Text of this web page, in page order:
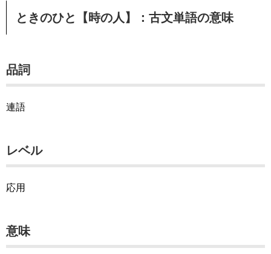
ときのひと【時の人】：古文単語の意味
品詞
連語
レベル
応用
意味